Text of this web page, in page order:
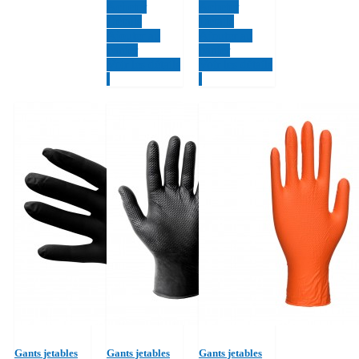
Acheter
panier
Acheter
panier
Gants jetables Gants jetables Gants jetables